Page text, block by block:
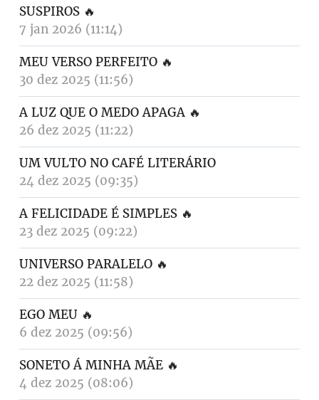
SUSPIROS 🔥
7 jan 2026 (11:14)
MEU VERSO PERFEITO 🔥
30 dez 2025 (11:56)
A LUZ QUE O MEDO APAGA 🔥
26 dez 2025 (11:22)
UM VULTO NO CAFÉ LITERÁRIO
24 dez 2025 (09:35)
A FELICIDADE É SIMPLES 🔥
23 dez 2025 (09:22)
UNIVERSO PARALELO 🔥
22 dez 2025 (11:58)
EGO MEU 🔥
6 dez 2025 (09:56)
SONETO Á MINHA MÃE 🔥
4 dez 2025 (08:06)